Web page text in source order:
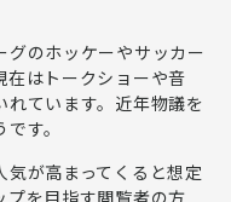
グのホッケーやサッカー
在はトークショーや音
ています。近年物議を
す。
が高まってくると想定
プを目指す閲覧者の方